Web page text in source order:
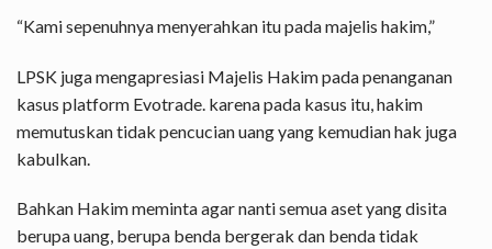
“Kami sepenuhnya menyerahkan itu pada majelis hakim,”
LPSK juga mengapresiasi Majelis Hakim pada penanganan
kasus platform Evotrade. karena pada kasus itu, hakim
memutuskan tidak pencucian uang yang kemudian hak juga
kabulkan.
Bahkan Hakim meminta agar nanti semua aset yang disita
berupa uang, berupa benda bergerak dan benda tidak